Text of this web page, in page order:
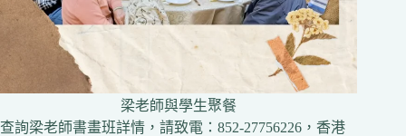
梁老師與學生聚餐
查詢梁老師書畫班詳情，請致電：852-27756226，香港